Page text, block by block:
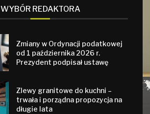
WYBÓR REDAKTORA
Zmiany w Ordynacji podatkowej
od 1 października 2026 r.
Prezydent podpisał ustawę
Zlewy granitowe do kuchni –
trwała i porządna propozycja na
długie lata